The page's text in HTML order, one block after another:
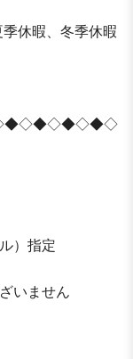
休暇、冬季休暇
）指定
いません